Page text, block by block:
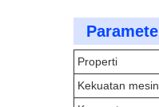
Properti
Kekuatan mesin